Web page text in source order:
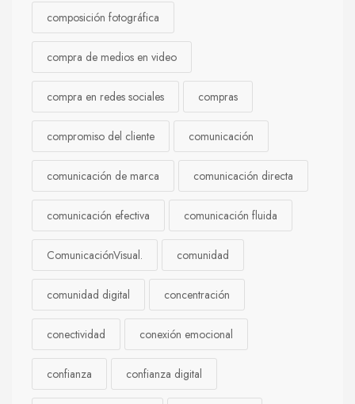
composición fotográfica
compra de medios en video
compra en redes sociales compras
compromiso del cliente comunicación
comunicación de marca comunicación directa
comunicación efectiva comunicación fluida
ComunicaciónVisual. comunidad
comunidad digital concentración
conectividad conexión emocional
confianza confianza digital